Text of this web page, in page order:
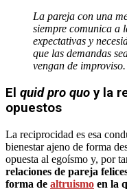
La pareja con una
siempre comunica a
expectativas y
que las demandas
vengan de improviso.
El quid pro quo y la
opuestos
La reciprocidad es esa
bienestar ajeno de forma
opuesta al egoísmo y, por
relaciones de pareja
forma de altruismo en la